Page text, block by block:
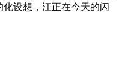
设想，江正在今天的闪